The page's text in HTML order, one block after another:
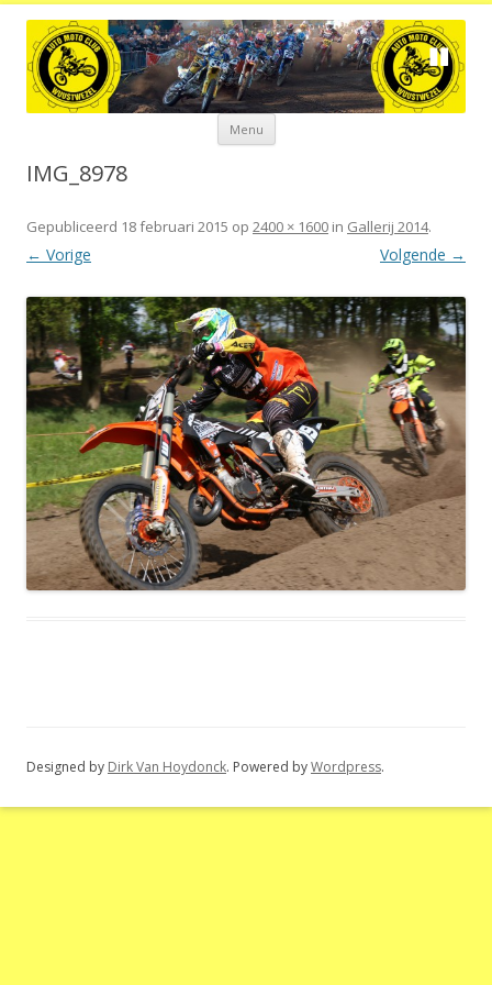
Menu Spring
de
IMG_8978
Gepubliceerd 18 februari 2015 op 2400 × 1600 in Gallerij 2014.
← Vorige Volgende →
Designed by Dirk Van Hoydonck. Powered byWordpress.